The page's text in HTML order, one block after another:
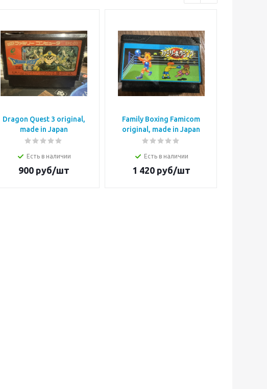
Dragon Quest 3 original,
made in Japan
Есть в наличии
900руб/шт
Family Boxing Famicom
original, made in Japan
Есть в наличии
1 420руб/шт